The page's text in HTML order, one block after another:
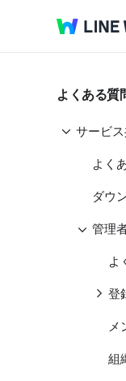
よくある質
サービ
よく
ダウ
管理
よ
登
メ
組